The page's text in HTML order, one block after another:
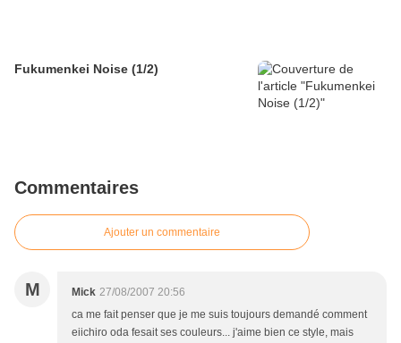
Fukumenkei Noise (1/2)
Commentaires
Ajouter un commentaire
M Mick 27/08/2007 20:56
ca me fait penser que je me suis toujours demandé comment
eiichiro oda fesait ses couleurs... j'aime bien ce style, mais